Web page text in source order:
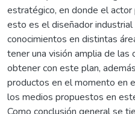
estratégico, en donde el actor
esto es el diseñador
conocimientos en distintas
tener una visión amplia de las
obtener con este plan,
productos en el momento en
los medios propuestos en